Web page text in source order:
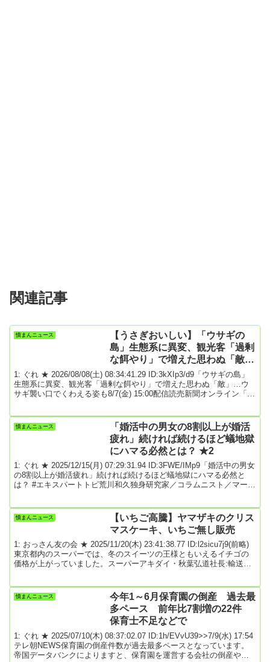
関連記事
憤まんニュース
【うさぎおいしい】「ウサギの
島」生態系に異変、観光客「過剰
な餌やり」で増えた思わぬ「敵」
…ウサギ襲い口でくわえる姿も
大久野島
1: ぐれ ★ 2026/08/08(土) 08:34:41.29 ID:3kXIp3/d9「ウサギの島」
生態系に異変、観光客「過剰な餌やり」で増えた思わぬ「敵」…ウ
サギ襲い口でくわえる姿も8/7(金) 15:00配信読売新聞オンライン「ウ
たらしている。ウサギが残した餌を島内の野生イノシシが食べて数
を増やしているとみられ、ウサギを襲っているケースを福島大など
憤まんニュース
「婚活中の男女の8割以上が婚活
疲れ」続ければ続けるほど蟻地獄
にハマる必然とは？ ★2
1: ぐれ ★ 2025/12/15(月) 07:29:31.94 ID:3FWE/IMp9「婚活中の男女
の8割以上が婚活疲れ」続ければ続けるほど蟻地獄にハマる必然と
は？ #エキスパートトピ荒川和久独身研究家／コラムニスト／マーケ
象）」によれば、婚活中の未婚男女の80.6%が「婚活疲れ」を感じて
いる。男性74.4%に対し、女性は86.8%と9割近くがそう...
憤まんニュース
【いちご高騰】ヤマザキのクリス
マスケーキ、いちご無し販売
1: おっさん友の会 ★ 2025/11/20(木) 23:41:38.77 ID:l2sicu7j9(前略)
東京都内のスーパーでは、冬のスイーツの王様ともいえるイチゴの
価格が上がっていました。スーパーアキダイ・秋葉弘道社長:輸送コ
いから、少し安くなる時期まで買うの控えようかなと思ったり、ケ
ーキ高くてなかなか買うのちゅうちょしたりします」と話しまし
た。師走の足音が聞こえ始めて...
憤まんニュース
今年1～6月保育園の倒産 過去最
多ペース 前年比7割増の22件
保育士不足などで
1: ぐれ ★ 2025/07/10(木) 08:37:02.07 ID:1h/EVvU39>>7/9(水) 17:54
テレ朝NEWS保育園の倒産件数が過去最多ペースとなっています。
帝国データバンクによりますと、保育園を運営する会社の倒産や廃